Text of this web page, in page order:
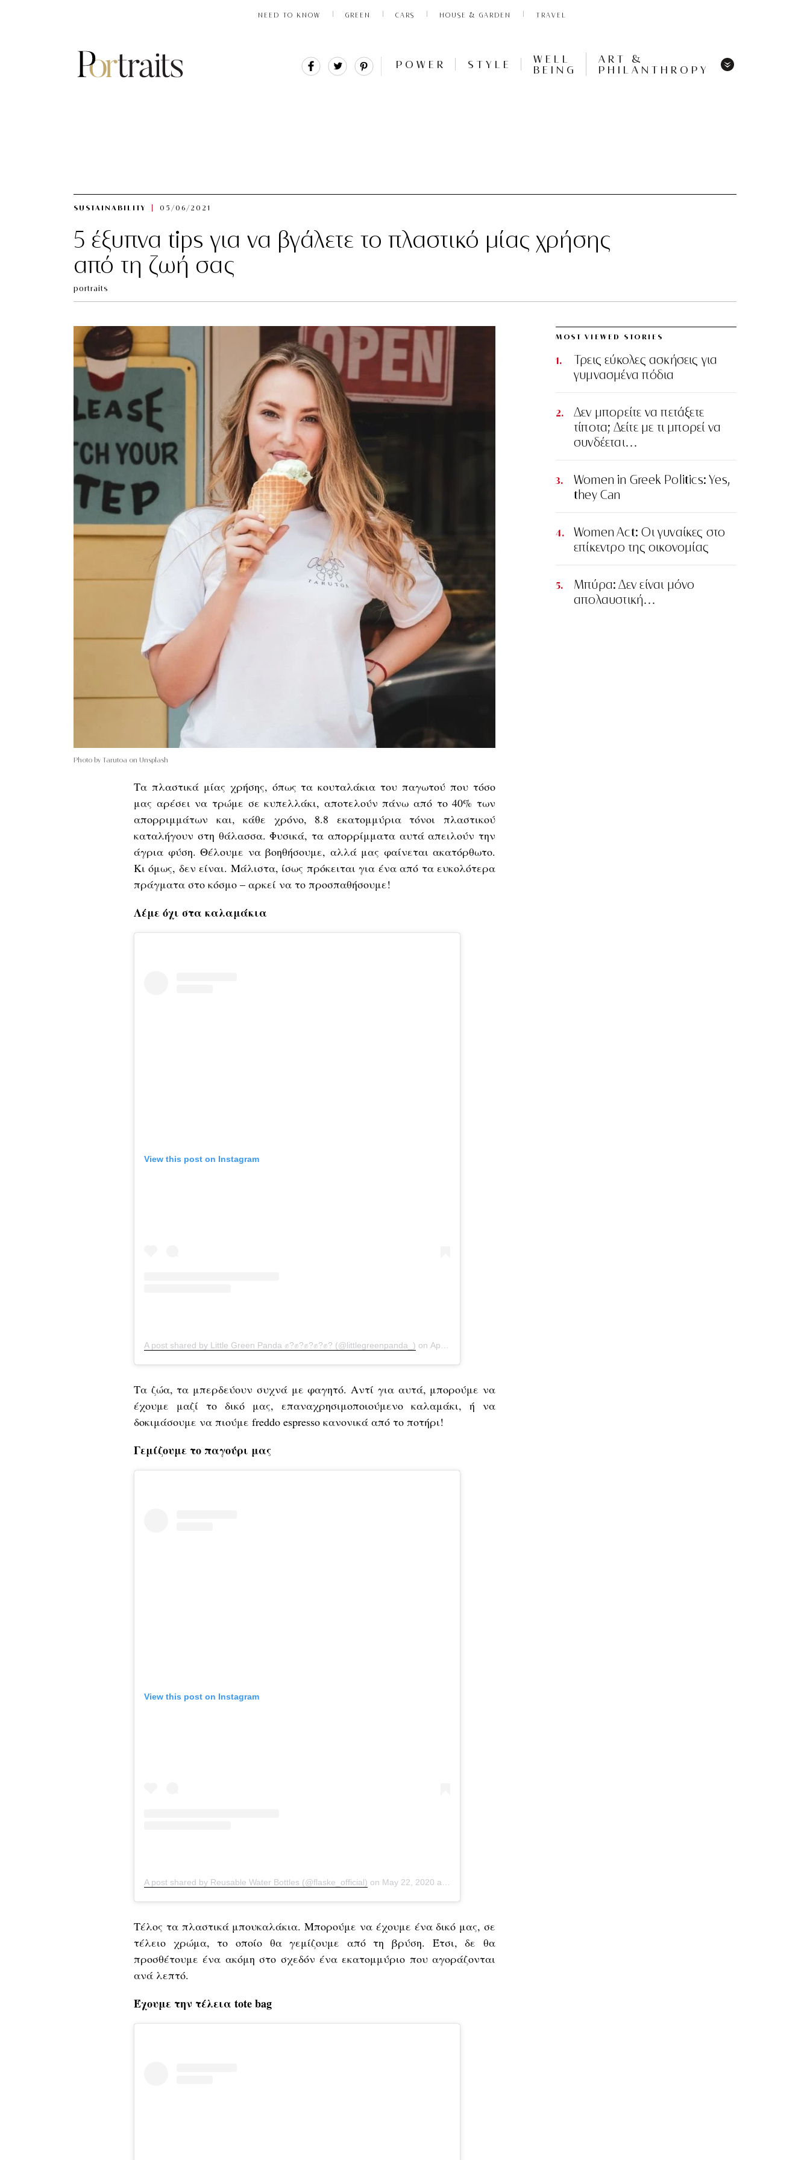
NEED TO KNOW GREEN CARS HOUSE & GARDEN TRAVEL
Share Tweet POWER STYLE
WELL
BEING
ART &
PHILANTHROPY
SUSTAINABILITY 05/06/2021
5 έξυπνα tips για να βγάλετε το πλαστικό μίας χρήσης
από τη ζωή σας
portraits
Photo by Tarutoa on Unsplash
Τα πλαστικά μίας χρήσης, όπως τα κουταλάκια του παγωτού που τόσο
μας αρέσει να τρώμε σε κυπελλάκι, αποτελούν πάνω από το 40% των
απορριμμάτων και, κάθε χρόνο, 8.8 εκατομμύρια τόνοι πλαστικού
καταλήγουν στη θάλασσα. Φυσικά, τα απορρίμματα αυτά απειλούν την
άγρια φύση. Θέλουμε να βοηθήσουμε, αλλά μας φαίνεται ακατόρθωτο.
Κι όμως, δεν είναι. Μάλιστα, ίσως πρόκειται για ένα από τα ευκολότερα
πράγματα στο κόσμο – αρκεί να το προσπαθήσουμε!
Λέμε όχι στα καλαμάκια
View this post on Instagram
A post shared by Little Green Panda ✊?✊?✊?✊?✊? (@littlegreenpanda_) on Apr 5, 2020 at 4:55pm PDT
Τα ζώα, τα μπερδεύουν συχνά με φαγητό. Αντί για αυτά, μπορούμε να
έχουμε μαζί το δικό μας, επαναχρησιμοποιούμενο καλαμάκι, ή να
δοκιμάσουμε να πιούμε freddo espresso κανονικά από το ποτήρι!
Γεμίζουμε το παγούρι μας
View this post on Instagram
A post shared by Reusable Water Bottles (@flaske_official) on May 22, 2020 at 11:01am PDT
Τέλος τα πλαστικά μπουκαλάκια. Μπορούμε να έχουμε ένα δικό μας, σε
τέλειο χρώμα, το οποίο θα γεμίζουμε από τη βρύση. Έτσι, δε θα
προσθέτουμε ένα ακόμη στο σχεδόν ένα εκατομμύριο που αγοράζονται
ανά λεπτό.
Έχουμε την τέλεια tote bag
MOST VIEWED STORIES
Τρεις εύκολες ασκήσεις για
γυμνασμένα πόδια
Δεν μπορείτε να πετάξετε
τίποτα; Δείτε με τι μπορεί να
συνδέεται…
Women in Greek Politics: Yes,
they Can
Women Act: Οι γυναίκες στο
επίκεντρο της οικονομίας
Μπύρα: Δεν είναι μόνο
απολαυστική…